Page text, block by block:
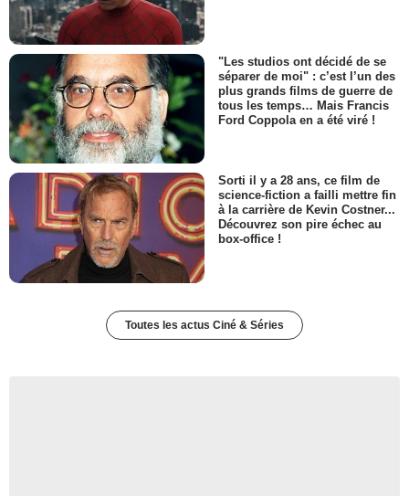
"Les studios ont décidé de se
séparer de moi" : c’est l’un des
plus grands films de guerre de
tous les temps… Mais Francis
Ford Coppola en a été viré !
Sorti il y a 28 ans, ce film de
science-fiction a failli mettre fin
à la carrière de Kevin Costner...
Découvrez son pire échec au
box-office !
Toutes les actus Ciné & Séries